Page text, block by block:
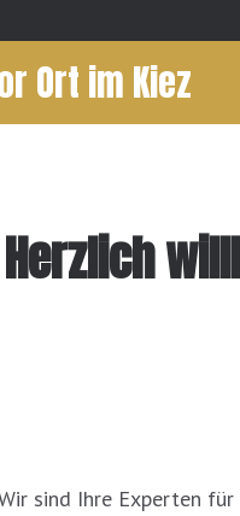
Ort im Kiez
Herzlich
sind Ihre Experten